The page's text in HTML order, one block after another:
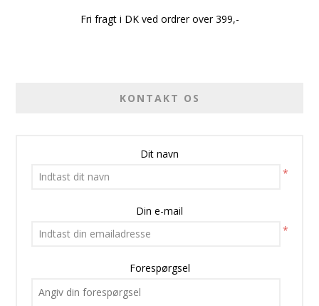
Fri fragt i DK ved ordrer over 399,-
KONTAKT OS
Dit navn
*
Din e-mail
*
Forespørgsel